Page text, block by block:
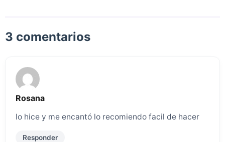
3 comentarios
Rosana
lo hice y me encantó lo recomiendo facil de hacer
Responder